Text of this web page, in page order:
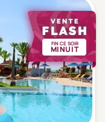
FIN CE SOIR
MINUIT